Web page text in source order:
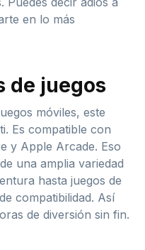
en lo más
de juegos
móviles, este
Es compatible con
y Apple Arcade. Eso
una amplia variedad
hasta juegos de
compatibilidad. Así
de diversión sin fin.